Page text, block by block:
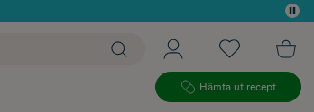
Hämta ut recept